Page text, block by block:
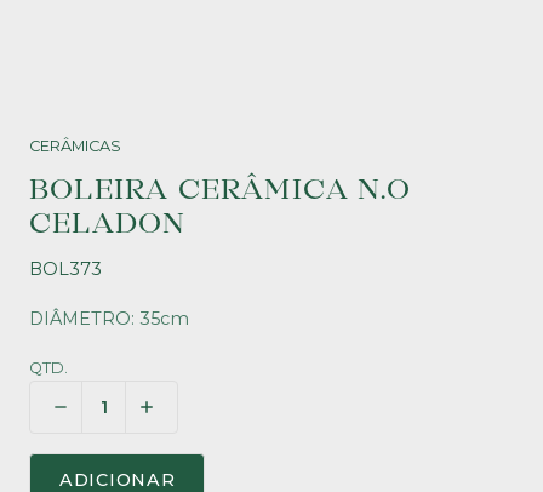
CERÂMICAS
BOLEIRA CERÂMICA N.O
CELADON
BOL373
DIÂMETRO: 35cm
QTD.
ADICIONAR